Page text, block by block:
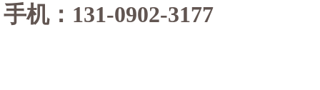
手机： 131-0902-3177